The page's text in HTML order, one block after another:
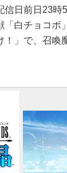
信日前日23時
白チョコボ」
！」で、召喚